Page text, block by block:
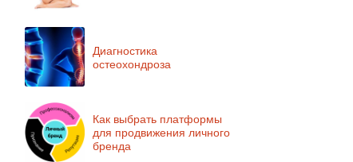
Диагностика
остеохондроза
Как выбрать платформы
для продвижения личного
бренда